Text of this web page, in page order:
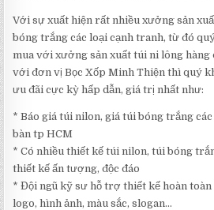
Với sự xuất hiện rất nhiều xưởng sản
bóng trắng các loại cạnh tranh, từ đó
mua với xưởng sản xuất túi ni lông hàng
với đơn vị Bọc Xốp Minh Thiện thì quý
ưu đãi cực kỳ hấp dẫn, giá trị nhất như:
* Báo giá túi nilon, giá túi bóng trắng
bàn tp HCM
* Có nhiều thiết kế túi nilon, túi bóng
thiết kế ấn tượng, độc đáo
* Đội ngũ kỹ sư hỗ trợ thiết kế hoàn
logo, hình ảnh, màu sắc, slogan…